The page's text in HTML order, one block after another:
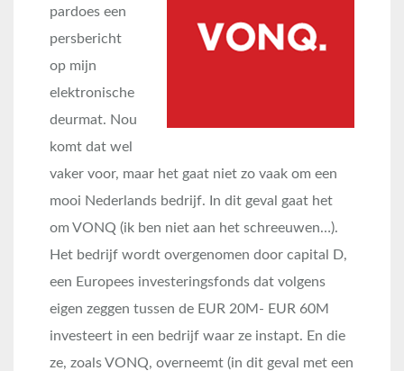
pardoes een
persbericht
op mijn
elektronische
deurmat. Nou
komt dat wel
vaker voor, maar het gaat niet zo vaak om een
mooi Nederlands bedrijf. In dit geval gaat het
om VONQ (ik ben niet aan het schreeuwen…).
Het bedrijf wordt overgenomen door capital D,
een Europees investeringsfonds dat volgens
eigen zeggen tussen de EUR 20M- EUR 60M
investeert in een bedrijf waar ze instapt. En die
ze, zoals VONQ, overneemt (in dit geval met een